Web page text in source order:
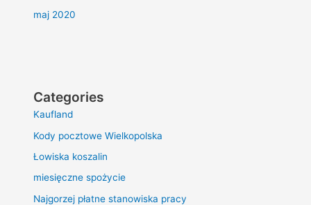
maj 2020
Categories
Kaufland
Kody pocztowe Wielkopolska
Łowiska koszalin
miesięczne spożycie
Najgorzej płatne stanowiska pracy